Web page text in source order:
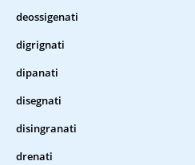
deossigenati
digrignati
dipanati
disegnati
disingranati
drenati